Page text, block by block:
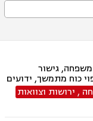
גישור
כוח מתמשך, ידועים
מזונות, משמורת,
אזרחיים, ידועים
תיאום הורי, זמני
, ירושות וצוואות